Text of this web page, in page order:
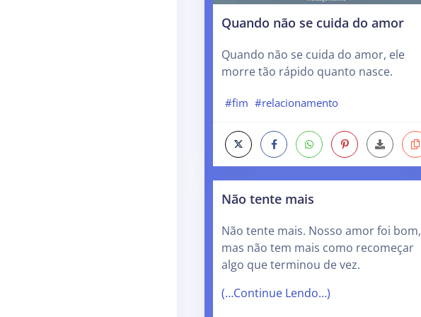
Quando não se cuida do amor
Quando não se cuida do amor, ele
morre tão rápido quanto nasce.
#fim #relacionamento
Não tente mais
Não tente mais. Nosso amor foi bom,
mas não tem mais como recomeçar
algo que terminou de vez.
(…Continue Lendo…)